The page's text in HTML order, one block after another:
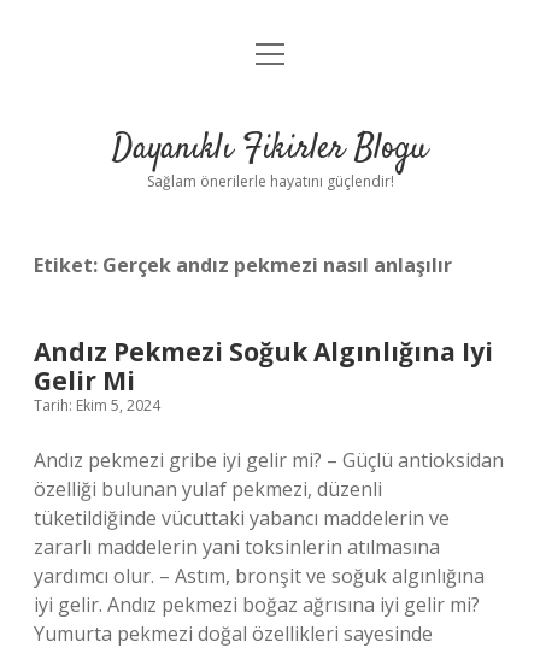
Anasayfa
Yasal Uyarı
menüyü
Dayanıklı Fikirler Blogu
Sağlam önerilerle hayatını güçlendir!
Etiket: Gerçek andız pekmezi nasıl anlaşılır
Andız Pekmezi Soğuk Algınlığına Iyi
Gelir Mi
Tarih: Ekim 5, 2024
Andız pekmezi gribe iyi gelir mi? – Güçlü antioksidan
özelliği bulunan yulaf pekmezi, düzenli
tüketildiğinde vücuttaki yabancı maddelerin ve
zararlı maddelerin yani toksinlerin atılmasına
yardımcı olur. – Astım, bronşit ve soğuk algınlığına
iyi gelir. Andız pekmezi boğaz ağrısına iyi gelir mi?
Yumurta pekmezi doğal özellikleri sayesinde